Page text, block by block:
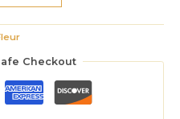
Checkout